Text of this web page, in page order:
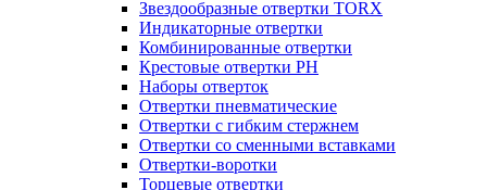
Звездообразные отвертки TORX
Индикаторные отвертки
Комбинированные отвертки
Крестовые отвертки PH
Наборы отверток
Отвертки пневматические
Отвертки с гибким стержнем
Отвертки со сменными вставками
Отвертки-воротки
Торцевые отвертки